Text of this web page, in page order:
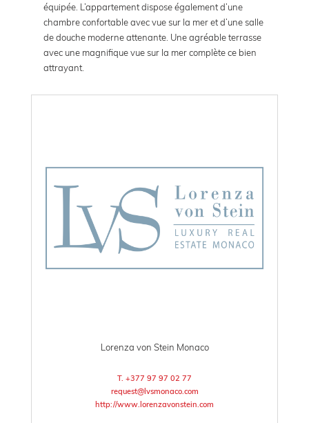
équipée. L’appartement dispose également d’une
chambre confortable avec vue sur la mer et d’une salle
de douche moderne attenante. Une agréable terrasse
avec une magnifique vue sur la mer complète ce bien
attrayant.
Lorenza von Stein Monaco
T. +377 97 97 02 77
request@lvsmonaco.com
http://www.lorenzavonstein.com